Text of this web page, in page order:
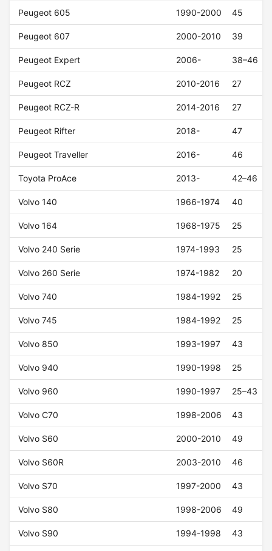
Peugeot 605 1990-2000 45
Peugeot 607 2000-2010 39
Peugeot Expert 2006- 38–46
Peugeot RCZ 2010-2016 27
Peugeot RCZ-R 2014-2016 27
Peugeot Rifter 2018- 47
Peugeot Traveller 2016- 46
Toyota ProAce 2013- 42–46
Volvo 140 1966-1974 40
Volvo 164 1968-1975 25
Volvo 240 Serie 1974-1993 25
Volvo 260 Serie 1974-1982 20
Volvo 740 1984-1992 25
Volvo 745 1984-1992 25
Volvo 850 1993-1997 43
Volvo 940 1990-1998 25
Volvo 960 1990-1997 25–43
Volvo C70 1998-2006 43
Volvo S60 2000-2010 49
Volvo S60R 2003-2010 46
Volvo S70 1997-2000 43
Volvo S80 1998-2006 49
Volvo S90 1994-1998 43